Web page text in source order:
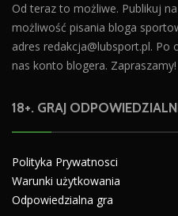
Od teraz to możliwe. Publikuj
możliwość pisania bloga
adres redakcja@lubsport.pl. Po
nas konto blogera. Zapraszamy!
18+. GRAJ
Polityka Prywatnosci
Warunki użytkowania
Odpowiedzialna gra